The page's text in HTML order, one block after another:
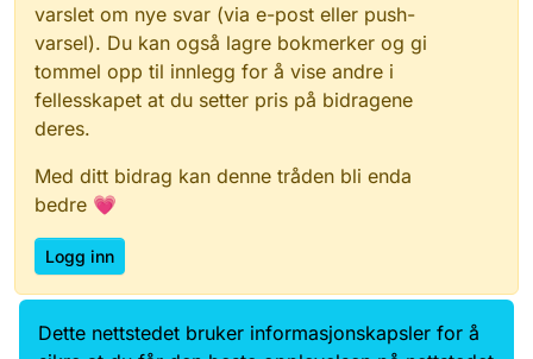
varslet om nye svar (via e-post eller push-
varsel). Du kan også lagre bokmerker og gi
tommel opp til innlegg for å vise andre i
fellesskapet at du setter pris på bidragene
deres.
Med ditt bidrag kan denne tråden bli enda
bedre 💗
Logg inn
Dette nettstedet bruker informasjonskapsler for å